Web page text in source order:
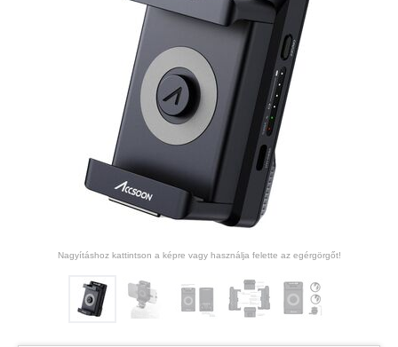
Nagyításhoz kattintson a képre vagy használja felette az egérgörgőt!